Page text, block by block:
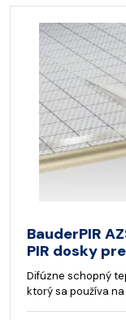
BauderPIR
PIR dosky
Difúzne schopný
ktorý sa používa